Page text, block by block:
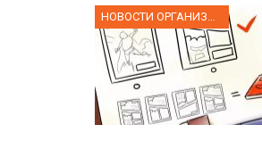
НОВОСТИ ОРГАНИЗАЦИИ